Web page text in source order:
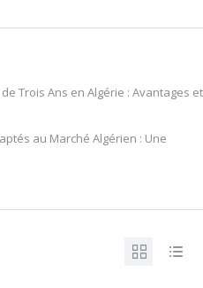
Trois Ans en Algérie : Avantages et
au Marché Algérien : Une